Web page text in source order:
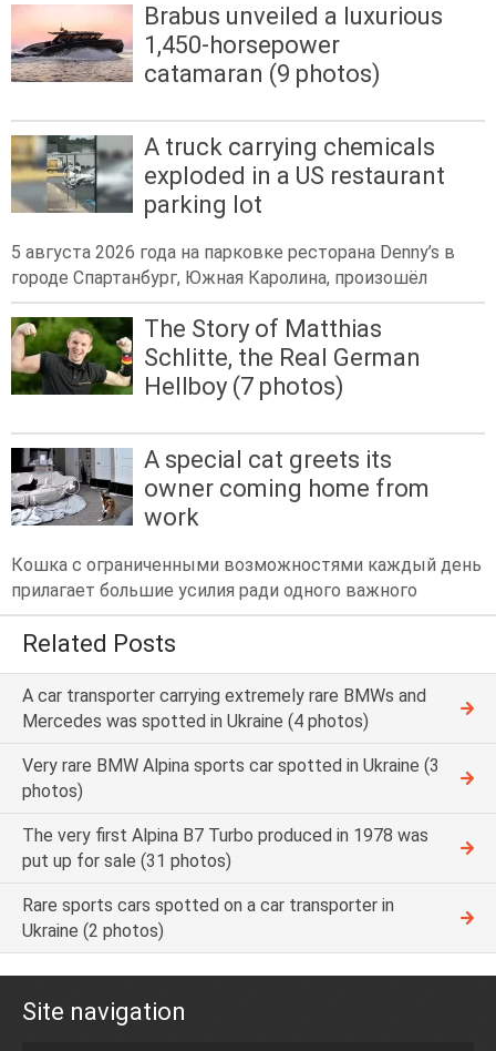
Brabus unveiled a luxurious
1,450-horsepower
catamaran (9 photos)
A truck carrying chemicals
exploded in a US restaurant
parking lot
5 августа 2026 года на парковке ресторана Denny’s в
городе Спартанбург, Южная Каролина, произошёл
The Story of Matthias
Schlitte, the Real German
Hellboy (7 photos)
A special cat greets its
owner coming home from
work
Кошка с ограниченными возможностями каждый день
прилагает большие усилия ради одного важного
Related Posts
A car transporter carrying extremely rare BMWs and
Mercedes was spotted in Ukraine (4 photos)
Very rare BMW Alpina sports car spotted in Ukraine (3
photos)
The very first Alpina B7 Turbo produced in 1978 was
put up for sale (31 photos)
Rare sports cars spotted on a car transporter in
Ukraine (2 photos)
Site navigation